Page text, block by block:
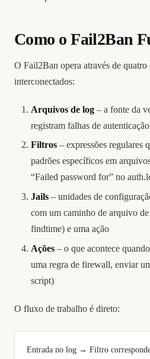
Como o Fail2Ban
O Fail2Ban opera através de quatro
interconectados:
Arquivos de log – a fonte da
registram falhas de
Filtros – expressões regulares
padrões específicos em
“Failed password for” no
Jails – unidades de
com um caminho de arquivo
findtime) e uma ação
Ações – o que acontece
uma regra de firewall, enviar
script)
O fluxo de trabalho é direto:
Entrada no log → Filtro